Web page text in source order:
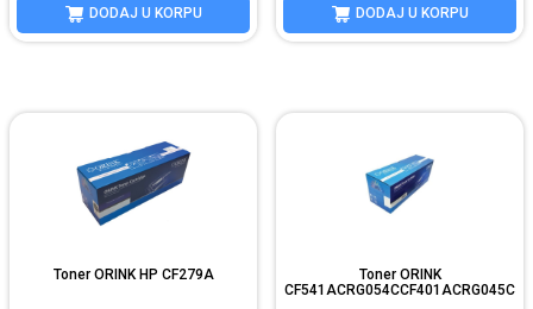
DODAJ U KORPU DODAJ U KORPU
Toner ORINK HP CF279A
Toner ORINK
CF541ACRG054CCF401ACRG045C